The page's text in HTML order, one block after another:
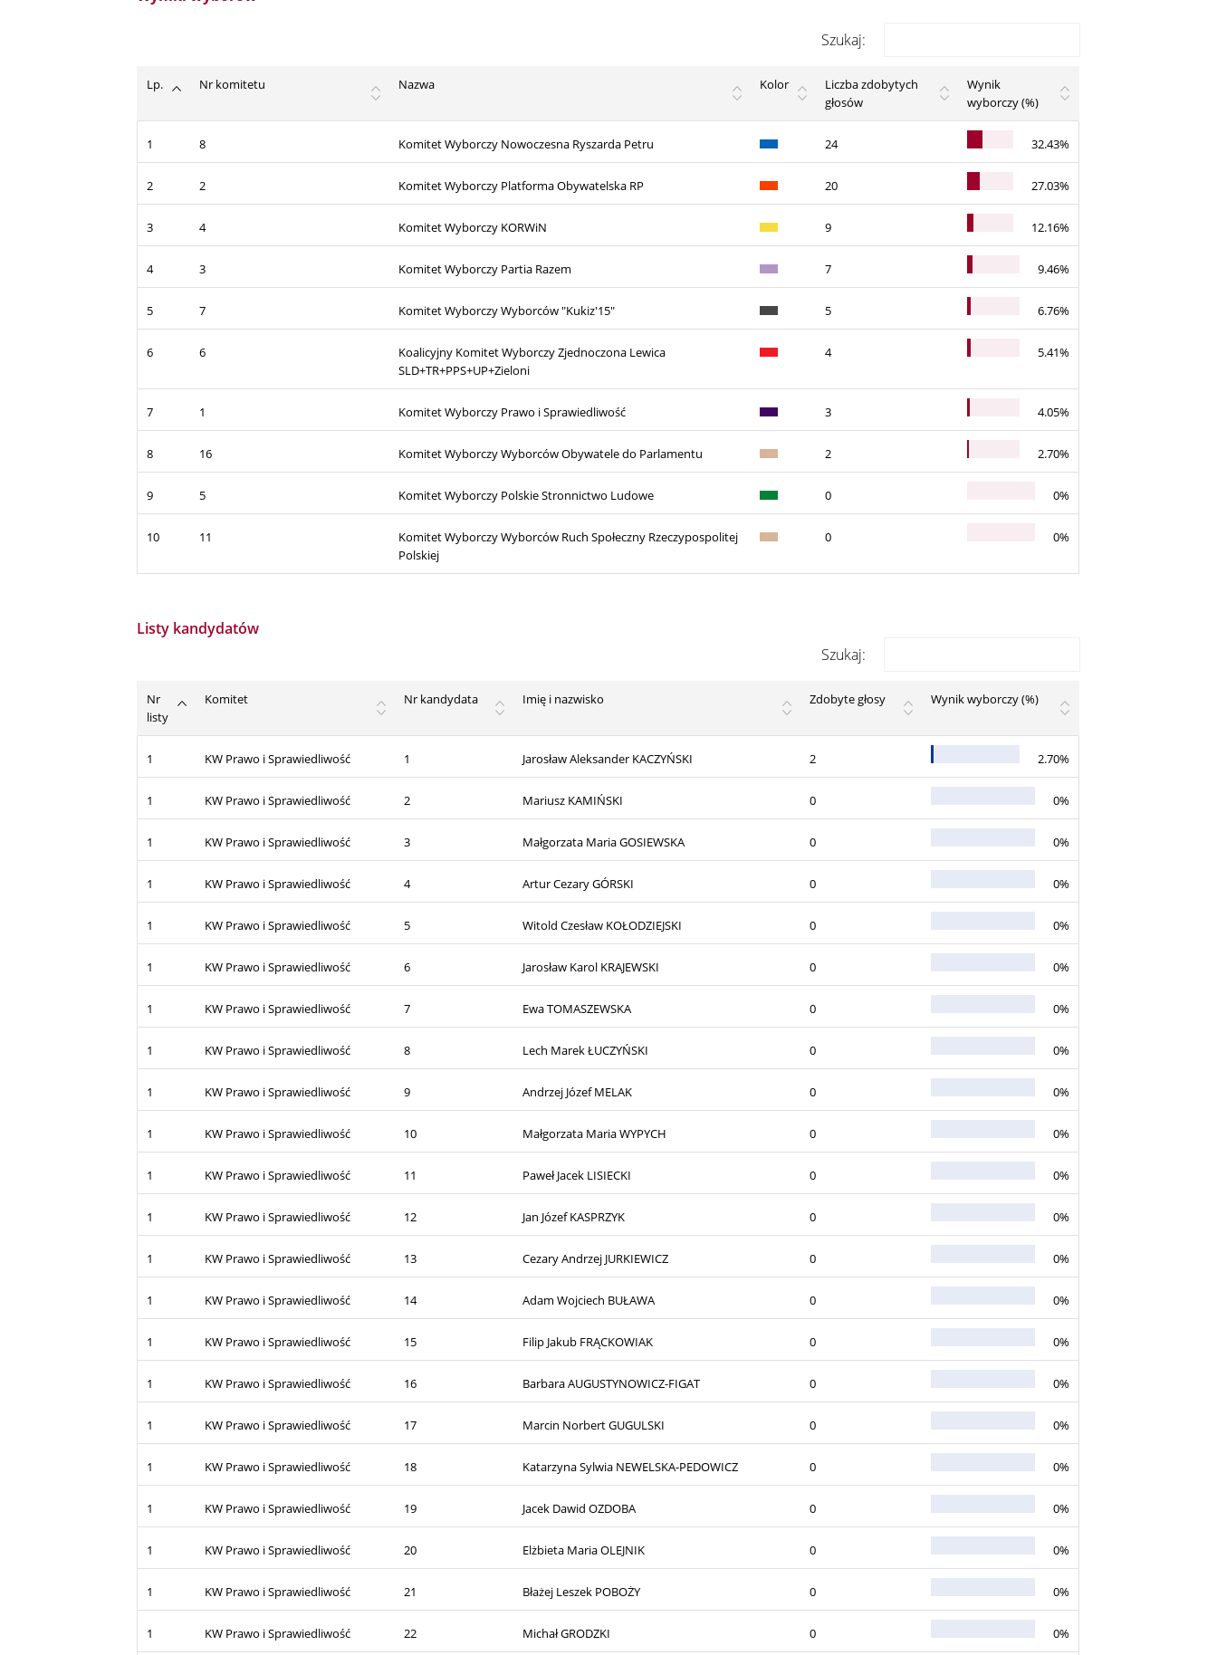
Szukaj:
Lp. Nr komitetu Nazwa Kolor
Liczba zdobytych
głosów
Wynik
wyborczy (%)
1 8 Komitet Wyborczy Nowoczesna Ryszarda Petru 24 32.43%
2 2 Komitet Wyborczy Platforma Obywatelska RP 20 27.03%
3 4 Komitet Wyborczy KORWiN 9 12.16%
4 3 Komitet Wyborczy Partia Razem 7 9.46%
5 7 Komitet Wyborczy Wyborców "Kukiz'15" 5 6.76%
6 6
Koalicyjny Komitet Wyborczy Zjednoczona Lewica
SLD+TR+PPS+UP+Zieloni
4 5.41%
7 1 Komitet Wyborczy Prawo i Sprawiedliwość 3 4.05%
8 16 Komitet Wyborczy Wyborców Obywatele do Parlamentu 2 2.70%
9 5 Komitet Wyborczy Polskie Stronnictwo Ludowe 0 0%
10 11
Komitet Wyborczy Wyborców Ruch Społeczny Rzeczypospolitej
Polskiej
0 0%
Listy kandydatów
Szukaj:
Nr
listy
Komitet Nr kandydata Imię i nazwisko Zdobyte głosy Wynik wyborczy (%)
1 KW Prawo i Sprawiedliwość 1 Jarosław Aleksander KACZYŃSKI 2 2.70%
1 KW Prawo i Sprawiedliwość 2 Mariusz KAMIŃSKI 0 0%
1 KW Prawo i Sprawiedliwość 3 Małgorzata Maria GOSIEWSKA 0 0%
1 KW Prawo i Sprawiedliwość 4 Artur Cezary GÓRSKI 0 0%
1 KW Prawo i Sprawiedliwość 5 Witold Czesław KOŁODZIEJSKI 0 0%
1 KW Prawo i Sprawiedliwość 6 Jarosław Karol KRAJEWSKI 0 0%
1 KW Prawo i Sprawiedliwość 7 Ewa TOMASZEWSKA 0 0%
1 KW Prawo i Sprawiedliwość 8 Lech Marek ŁUCZYŃSKI 0 0%
1 KW Prawo i Sprawiedliwość 9 Andrzej Józef MELAK 0 0%
1 KW Prawo i Sprawiedliwość 10 Małgorzata Maria WYPYCH 0 0%
1 KW Prawo i Sprawiedliwość 11 Paweł Jacek LISIECKI 0 0%
1 KW Prawo i Sprawiedliwość 12 Jan Józef KASPRZYK 0 0%
1 KW Prawo i Sprawiedliwość 13 Cezary Andrzej JURKIEWICZ 0 0%
1 KW Prawo i Sprawiedliwość 14 Adam Wojciech BUŁAWA 0 0%
1 KW Prawo i Sprawiedliwość 15 Filip Jakub FRĄCKOWIAK 0 0%
1 KW Prawo i Sprawiedliwość 16 Barbara AUGUSTYNOWICZ-FIGAT 0 0%
1 KW Prawo i Sprawiedliwość 17 Marcin Norbert GUGULSKI 0 0%
1 KW Prawo i Sprawiedliwość 18 Katarzyna Sylwia NEWELSKA-PEDOWICZ 0 0%
1 KW Prawo i Sprawiedliwość 19 Jacek Dawid OZDOBA 0 0%
1 KW Prawo i Sprawiedliwość 20 Elżbieta Maria OLEJNIK 0 0%
1 KW Prawo i Sprawiedliwość 21 Błażej Leszek POBOŻY 0 0%
1 KW Prawo i Sprawiedliwość 22 Michał GRODZKI 0 0%